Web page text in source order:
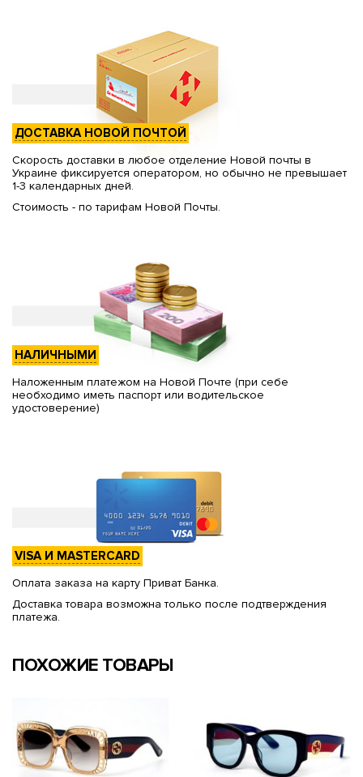
ДОСТАВКА НОВОЙ ПОЧТОЙ
Скорость доставки в любое отделение Новой почты в
Украине фиксируется оператором, но обычно не превышает
1-3 календарных дней.
Стоимость - по тарифам Новой Почты.
НАЛИЧНЫМИ
Наложенным платежом на Новой Почте (при себе
необходимо иметь паспорт или водительское
удостоверение)
VISA И MASTERCARD
Оплата заказа на карту Приват Банка.
Доставка товара возможна только после подтверждения
платежа.
ПОХОЖИЕ ТОВАРЫ